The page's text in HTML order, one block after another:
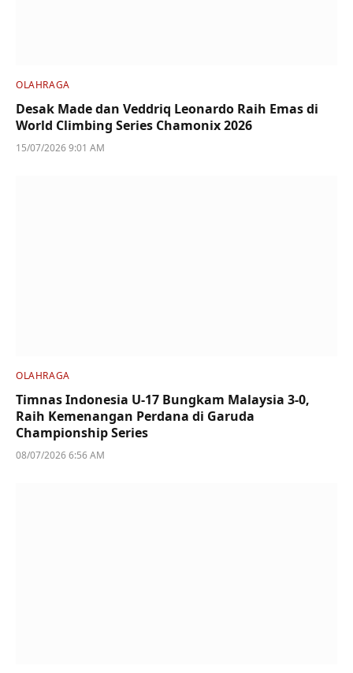
OLAHRAGA
Desak Made dan Veddriq Leonardo Raih Emas di
World Climbing Series Chamonix 2026
15/07/2026 9:01 AM
OLAHRAGA
Timnas Indonesia U-17 Bungkam Malaysia 3-0,
Raih Kemenangan Perdana di Garuda
Championship Series
08/07/2026 6:56 AM